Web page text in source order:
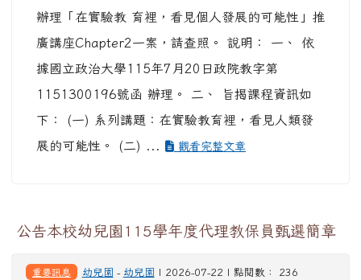
辦理「在實驗教 育裡，看見個人發展的可能性」推
廣講座Chapter2一案，請查照。 說明： 一、 依
據國立政治大學115年7月20日政院教字第
1151300196號函 辦理。 二、 旨揭課程資訊如
下： (一) 系列講題：在實驗教育裡，看見人類發
展的可能性。 (二) ...
觀看完整文章
公告本校幼兒園115學年度代理教保員甄選簡章
重要訊息 幼兒園 - 幼兒園 | 2026-07-22 | 點閱數： 236